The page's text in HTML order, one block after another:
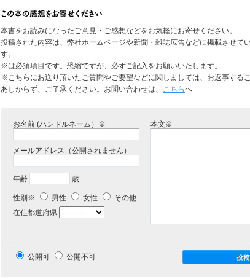
本書をお読みになったご意見・ご感想などをお気軽にお寄せください。
投稿された内容は、弊社ホームページや新聞・雑誌広告などに掲載させて
す。
※は必須項目です。恐縮ですが、必ずご記入をお願いいたします。
※こちらにお送り頂いたご質問やご要望などに関しましては、お返事するこ
あしからず、ご了承ください。お問い合わせは、 こちらへ
お名前 (ハンドルネーム）※
メールアドレス（公開されません）
年齢 歳
性別※ 男性 女性
その他
在住都道府県
本文※
公開可 公開不可